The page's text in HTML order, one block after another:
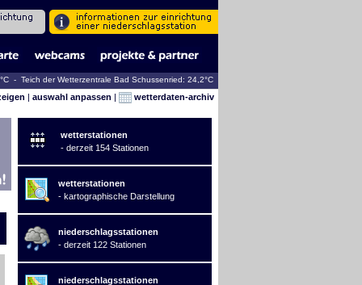
- Teich der Wetterzentrale Bad Schussenried: 24,2°C
| auswahl anpassen | wetterdaten-archiv
wetterstationen
- derzeit 154 Stationen
wetterstationen
- kartographische Darstellung
niederschlagsstationen
- derzeit 122 Stationen
niederschlagsstationen